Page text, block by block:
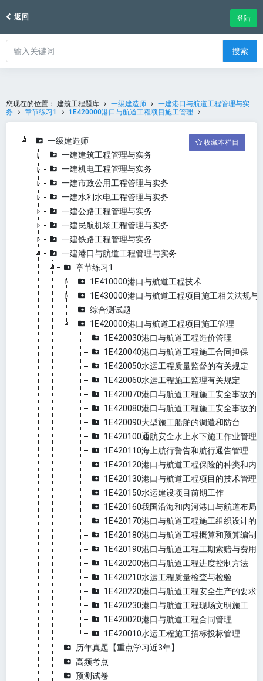
返回 登陆
搜索
您现在的位置： 建筑工程题库 一级建造师
一建港口与航道工程管理与实
务
章节练习1 1E420000港口与航道工程项目施工管理
收藏本栏目
一级建造师
一建建筑工程管理与实务
一建机电工程管理与实务
一建市政公用工程管理与实务
一建水利水电工程管理与实务
一建公路工程管理与实务
一建民航机场工程管理与实务
一建铁路工程管理与实务
一建港口与航道工程管理与实务
章节练习1
1E410000港口与航道工程技术
1E430000港口与航道工程项目施工相关法规与
综合测试题
1E420000港口与航道工程项目施工管理
1E420030港口与航道工程造价管理
1E420040港口与航道工程施工合同担保
1E420050水运工程质量监督的有关规定
1E420060水运工程施工监理有关规定
1E420070港口与航道工程施工安全事故的
1E420080港口与航道工程施工安全事故的
1E420090大型施工船舶的调遣和防台
1E420100通航安全水上水下施工作业管理
1E420110海上航行警告和航行通告管理
1E420120港口与航道工程保险的种类和内
1E420130港口与航道工程项目的技术管理
1E420150水运建设项目前期工作
1E420160我国沿海和内河港口与航道布局
1E420170港口与航道工程施工组织设计的
1E420180港口与航道工程概算和预算编制
1E420190港口与航道工程工期索赔与费用
1E420200港口与航道工程进度控制方法
1E420210水运工程质量检查与检验
1E420220港口与航道工程安全生产的要求
1E420230港口与航道工程现场文明施工
1E420020港口与航道工程合同管理
1E420010水运工程施工招标投标管理
历年真题【重点学习近3年】
高频考点
预测试卷